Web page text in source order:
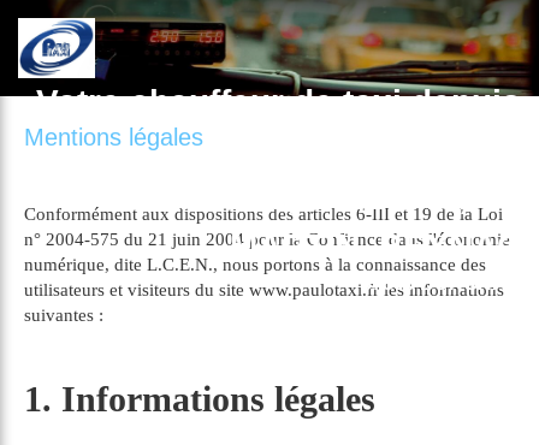
Votre chauffeur de taxi depuis
A BURGNAC, MEILHAC, ST
MARTIN, BEYNAC
87800 BURGNAC
Mentions légales
Conformément aux dispositions des articles 6-III et 19 de la Loi
n° 2004-575 du 21 juin 2004 pour la Confiance dans l'économie
numérique, dite L.C.E.N., nous portons à la connaissance des
utilisateurs et visiteurs du site www.paulotaxi.fr les informations
suivantes :
1. Informations légales